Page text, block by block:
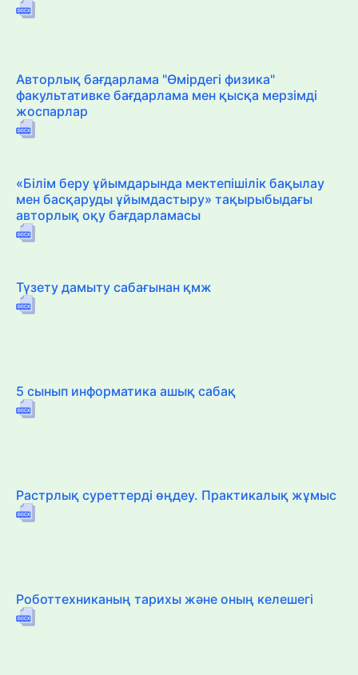
Авторлық бағдарлама "Өмірдегі физика"
факультативке бағдарлама мен қысқа мерзімді
жоспарлар
«Білім беру ұйымдарында мектепішілік бақылау
мен басқаруды ұйымдастыру» тақырыбыдағы
авторлық оқу бағдарламасы
Түзету дамыту сабағынан қмж
5 сынып информатика ашық сабақ
Растрлық суреттерді өңдеу. Практикалық жұмыс
Роботтехниканың тарихы және оның келешегі